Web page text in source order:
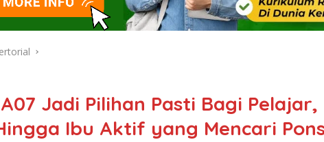
Jadi Pilihan Pasti Bagi Pelajar,
Ibu Aktif yang Mencari